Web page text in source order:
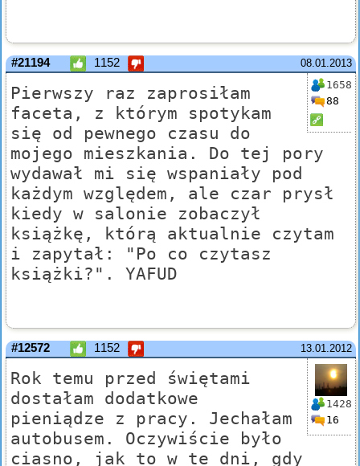
08.01.2013
#21194 1152
1658
88
Pierwszy raz zaprosiłam
faceta, z którym spotykam
się od pewnego czasu do
mojego mieszkania. Do tej pory
wydawał mi się wspaniały pod
każdym względem, ale czar prysł
kiedy w salonie zobaczył
książkę, którą aktualnie czytam
i zapytał: "Po co czytasz
książki?". YAFUD
13.01.2012
#12572 1152
1428
16
Rok temu przed świętami
dostałam dodatkowe
pieniądze z pracy. Jechałam
autobusem. Oczywiście było
ciasno, jak to w te dni, gdy